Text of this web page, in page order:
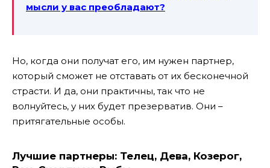
мысли у вас преобладают?
Но, когда они получат его, им нужен партнер,
который сможет не отставать от их бесконечной
страсти. И да, они практичны, так что не
волнуйтесь, у них будет презерватив. Они –
притягательные особы.
Лучшие партнеры: Телец, Дева, Козерог,